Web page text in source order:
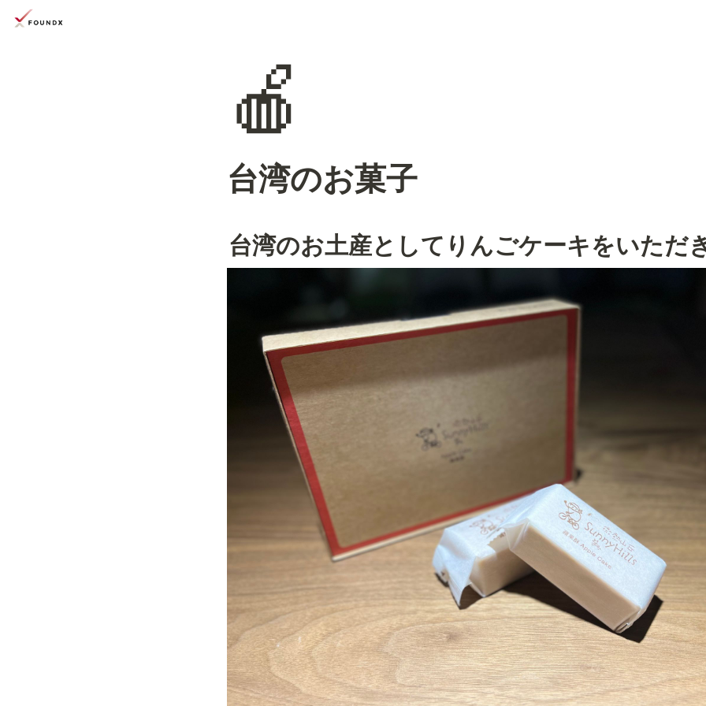
🍎
台湾のお菓子
台湾のお土産としてりんごケーキをいただ